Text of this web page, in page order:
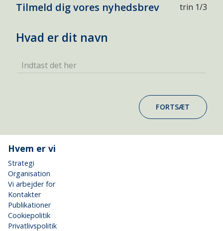
Tilmeld dig vores nyhedsbrev trin 1/3
Hvad er dit navn
Indtast det her
FORTSÆT
Hvem er vi
Strategi
Organisation
Vi arbejder for
Kontakter
Publikationer
Cookiepolitik
Privatlivspolitik